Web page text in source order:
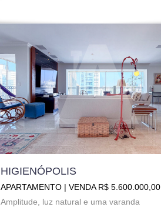
HIGIENÓPOLIS
APARTAMENTO | VENDA R$ 5.600.000,00
Amplitude, luz natural e uma varanda